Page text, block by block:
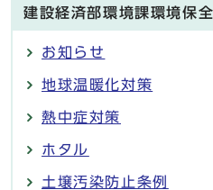
建設経済部環境課環境保
お知らせ
地球温暖化対策
熱中症対策
ホタル
土壌汚染防止条例